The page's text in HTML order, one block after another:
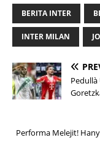
BERITA INTER
INTER MILAN
Performa Melejit!